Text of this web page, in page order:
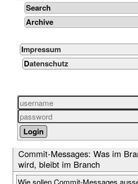
Search
Archive
Impressum
Datenschutz
Commit-Messages: Was im
wird, bleibt im Branch
Wie sollen Commit-Messages